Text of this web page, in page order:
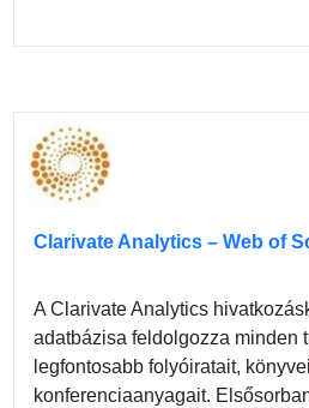
Clarivate Analytics – Web of
A Clarivate Analytics
adatbázisa feldolgozza minden
legfontosabb folyóiratait,
konferenciaanyagait.